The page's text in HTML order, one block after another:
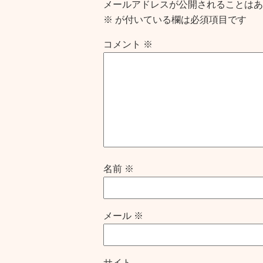
メールアドレスが公開されることはあ
※ が付いている欄は必須項目です
コメント ※
名前 ※
メール ※